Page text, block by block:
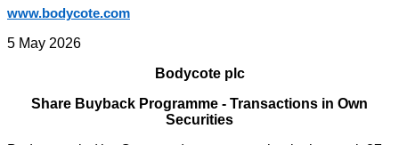
www.bodycote.com
5 May 2026
Bodycote plc
Share Buyback Programme - Transactions in Own
Securities